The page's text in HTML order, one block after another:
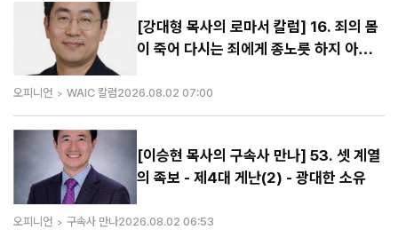
[강대형 목사의 로마서 칼럼] 16. 죄의 몸
이 죽어 다시는 죄에게 종노릇 하지 아니
오피니언 WAIC 칼럼2026.08.02 07:00
[이승현 목사의 구속사 만나] 53. 셋 계열
의 족보 - 제4대 게난(2) - 광대한 소유
오피니언 구속사 만나2026.08.02 06:53